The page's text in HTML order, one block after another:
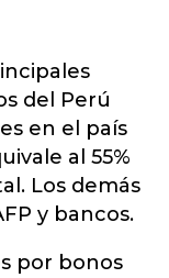
del Perú
en el país
al 55%
Los demás
y bancos.
por bonos